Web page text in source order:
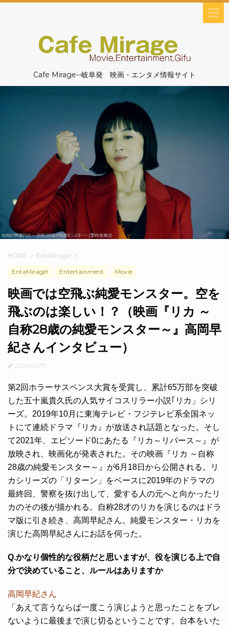
Cafe Mirage--岐阜発 映画・エンタメ情報サイト
HOME > EntaMirage! >
EntaMirage! Entertainment Movie
映画では空飛ぶ純愛モンスター。空を
飛ぶのは楽しい！？（映画『リカ ～
自称28歳の純愛モンスター～』高岡早
紀さんインタビュー）
2021/06/17
第2回ホラーサスペンス大賞を受賞し、累計65万部を突破
した五十嵐貴久氏の人気サイコスリラー小説｢リカ」シリ
ーズ。2019年10月に東海テレビ・フジテレビ系全国ネッ
トにて連続ドラマ『リカ』が放送され話題となった。そし
て2021年、エピソード0にあたる『リカ～リバース～』が
放映され、映画化が発表された。その映画『リカ ～自称
28歳の純愛モンスター～』が6月18日から公開される。リ
カシリーズの「リターン」をベースに2019年のドラマの
最終回、警察を抜け出して、愛する人の元へと向かったリ
カのその後が描かれる。自称28才のリカを演じるのはドラ
マ版に引き続き、高岡早紀さん。純愛モンスター・リカを
演じた高岡早紀さんにお話を伺った。
Q.かなり個性的な役柄だと思いますが、役を演じる上で自
分で決めていること、ルールはありますか
高岡早紀さん
「あえて言うならば一度こう演じようと思ったことをブレ
ないように最後まで演じ切るということです。台本をいた